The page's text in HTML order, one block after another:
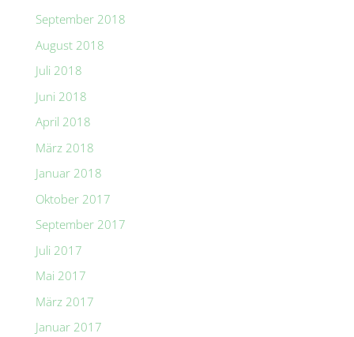
September 2018
August 2018
Juli 2018
Juni 2018
April 2018
März 2018
Januar 2018
Oktober 2017
September 2017
Juli 2017
Mai 2017
März 2017
Januar 2017